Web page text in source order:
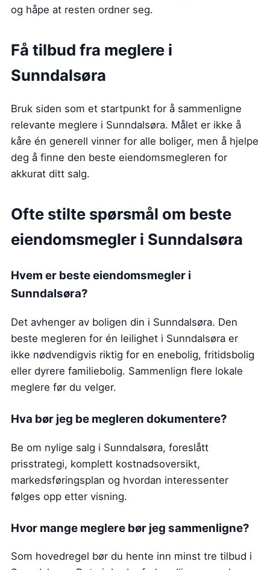
og håpe at resten ordner seg.
Få tilbud fra meglere i
Sunndalsøra
Bruk siden som et startpunkt for å sammenligne
relevante meglere i Sunndalsøra. Målet er ikke å
kåre én generell vinner for alle boliger, men å hjelpe
deg å finne den beste eiendomsmegleren for
akkurat ditt salg.
Ofte stilte spørsmål om beste
eiendomsmegler i Sunndalsøra
Hvem er beste eiendomsmegler i
Sunndalsøra?
Det avhenger av boligen din i Sunndalsøra. Den
beste megleren for én leilighet i Sunndalsøra er
ikke nødvendigvis riktig for en enebolig, fritidsbolig
eller dyrere familiebolig. Sammenlign flere lokale
meglere før du velger.
Hva bør jeg be megleren dokumentere?
Be om nylige salg i Sunndalsøra, foreslått
prisstrategi, komplett kostnadsoversikt,
markedsføringsplan og hvordan interessenter
følges opp etter visning.
Hvor mange meglere bør jeg sammenligne?
Som hovedregel bør du hente inn minst tre tilbud i